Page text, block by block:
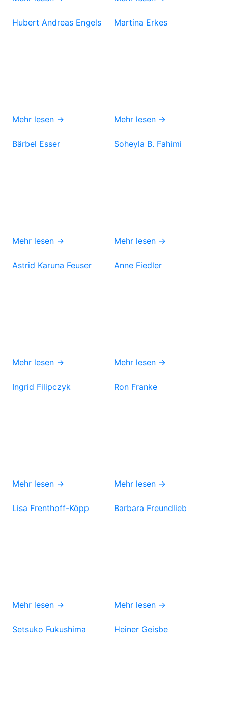
Hubert Andreas Engels
Mehr lesen →
Martina Erkes
Mehr lesen →
Bärbel Esser
Mehr lesen →
Soheyla B. Fahimi
Mehr lesen →
Astrid Karuna Feuser
Mehr lesen →
Anne Fiedler
Mehr lesen →
Ingrid Filipczyk
Mehr lesen →
Ron Franke
Mehr lesen →
Lisa Frenthoff-Köpp
Mehr lesen →
Barbara Freundlieb
Mehr lesen →
Setsuko Fukushima Heiner Geisbe